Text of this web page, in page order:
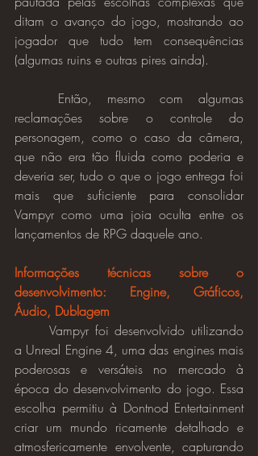
ditam o avanço do jogo, mostrando ao
jogador que tudo tem consequências
(algumas ruins e outras pires ainda).
reclamações sobre o controle do
personagem, como o caso da câmera,
que não era tão fluida como poderia e
deveria ser, tudo o que o jogo entrega foi
mais que suficiente para consolidar
Vampyr como uma joia oculta entre os
lançamentos de RPG daquele ano.
Informações técnicas sobre o
desenvolvimento: Engine, Gráficos,
Áudio, Dublagem
a Unreal Engine 4, uma das engines mais
poderosas e versáteis no mercado à
época do desenvolvimento do jogo. Essa
escolha permitiu à Dontnod Entertainment
criar um mundo ricamente detalhado e
atmosfericamente envolvente, capturando